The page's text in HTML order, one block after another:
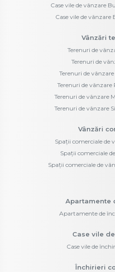
Case vile de vânzare
Case vile de vânzare
Vânzări
Terenuri de
Terenuri de
Terenuri de
Terenuri de vânzare
Terenuri de vânzare
Terenuri de vânzare
Vânzări
Spații comerciale de
Spații comerciale
Spații comerciale de
Apartamente
Apartamente de
Case vile
Case vile de
Închirieri